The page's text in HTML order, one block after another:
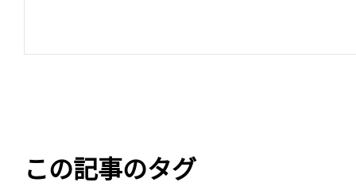
この記事のタグ